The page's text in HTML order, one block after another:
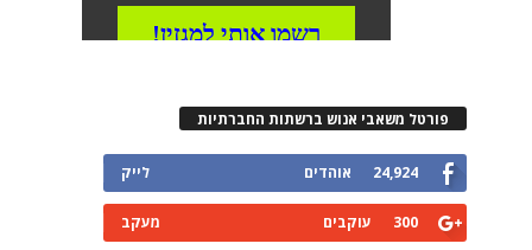
פורטל משאבי אנוש ברשתות החברתיות
24,924 אוהדים לייק
300 עוקבים מעקב